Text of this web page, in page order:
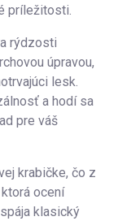
príležitosti.
rýdzosti
úpravou,
lesk.
a hodí sa
pre váš
krabičke, čo z
ocení
klasický